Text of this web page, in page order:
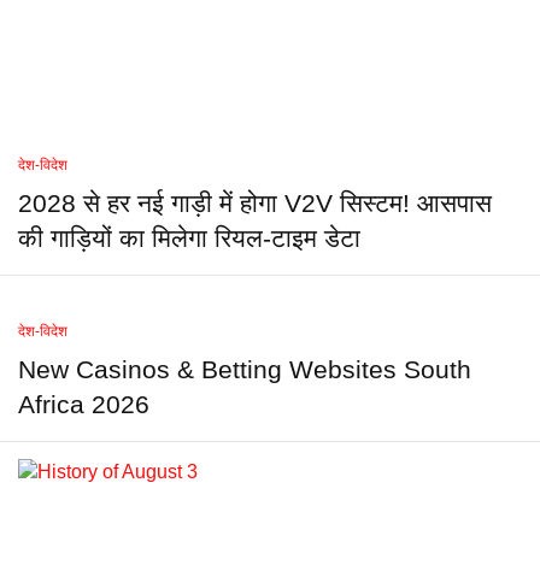
देश-विदेश
2028 से हर नई गाड़ी में होगा V2V सिस्टम! आसपास
की गाड़ियों का मिलेगा रियल-टाइम डेटा
देश-विदेश
New Casinos & Betting Websites South
Africa 2026